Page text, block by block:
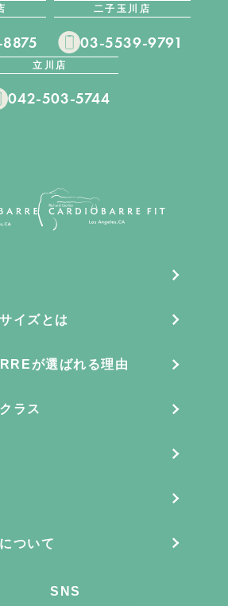
二子玉川店
03-5539-9791
立川店
042-503-5744
イズとは
が選ばれる理由
ラス
ついて
SNS